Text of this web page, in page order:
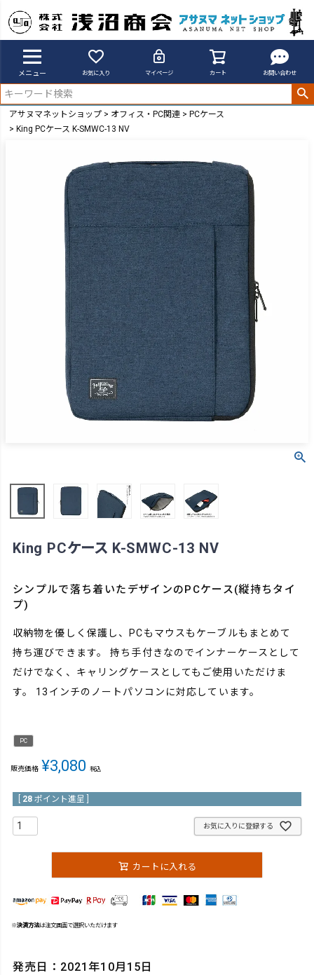
メニュー お気に入り マイページ カート お問い合わせ
アサヌマネットショップ オフィス・PC関連
PCケース
King PCケース K-SMWC-13 NV
King PCケース K-SMWC-13 NV
シンプルで落ち着いたデザインのPCケース(縦持ちタイ
プ)
収納物を優しく保護し、PCもマウスもケーブルもまとめて
持ち運びできます。 持ち手付きなのでインナーケースとして
だけでなく、キャリングケースとしてもご使用いただけま
す。 13インチのノートパソコンに対応しています。
PC
販売価格 ¥3,080 税込
28 ポイント進呈 ]
お気に入りに登録する
カートに入れる
※決済方法は注文画面で選択いただけます
発売日：2021年10月15日